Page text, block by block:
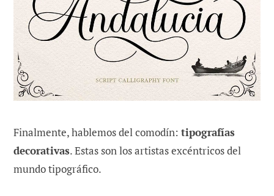
Finalmente, hablemos del comodín: tipografías
decorativas. Estas son los artistas excéntricos del
mundo tipográfico.